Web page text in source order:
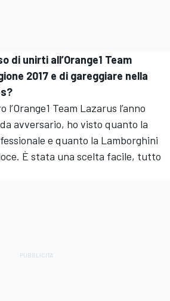
di unirti all’Orange1 Team
2017 e di gareggiare nella
l’Orange1 Team Lazarus l’anno
avversario, ho visto quanto la
e quanto la Lamborghini
È stata una scelta facile, tutto